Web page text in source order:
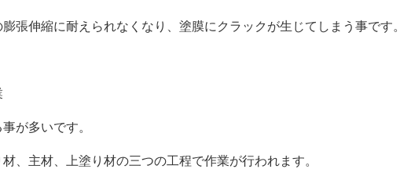
張伸縮に耐えられなくなり、塗膜にクラックが生じてしまう事です。
が多いです。
、主材、上塗り材の三つの工程で作業が行われます。